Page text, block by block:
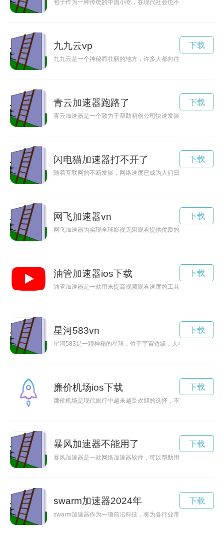
包子作为一种传统的中国小吃，在现代社会也不断创新，加速
九九云vp
九九云是一个神秘而壮丽的地方，许多人都向往前往探险。这
下载
青云加速器跑路了
青云加速器是一个致力于帮助初创公司快速发展的平台，为初
下载
闪电猫加速器打不开了
随着互联网的不断发展，网络速度已成为人们日常生活中不可
下载
网飞加速器vn
网飞加速器为实现全球影视无阻观看提供优质的技术支持，打开
下载
油管加速器ios下载
油管加速器是一款用来提高视频观看速度的工具，它可以使视
下载
星河583vn
星河583是一颗神秘的星球，位于宇宙边缘，人类尚未探索过
下载
廉价机场ios下载
廉价机场是现代旅行中越来越受欢迎的选择，不仅节省了旅行
下载
暴风加速器不能用了
暴风加速器是一款网络加速器软件，可以帮助用户加速网络体
下载
swarm加速器2024年
swarm加速器作为一项前沿科技，将为各行业带来快速、高效
下载